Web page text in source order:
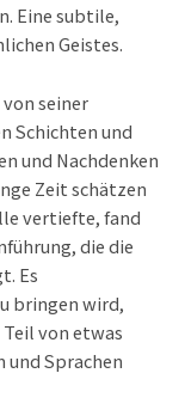
Eine subtile,
Geistes.
seiner
Schichten und
und Nachdenken
Zeit schätzen
vertiefte, fand
die die
Es
bringen wird,
von etwas
und Sprachen